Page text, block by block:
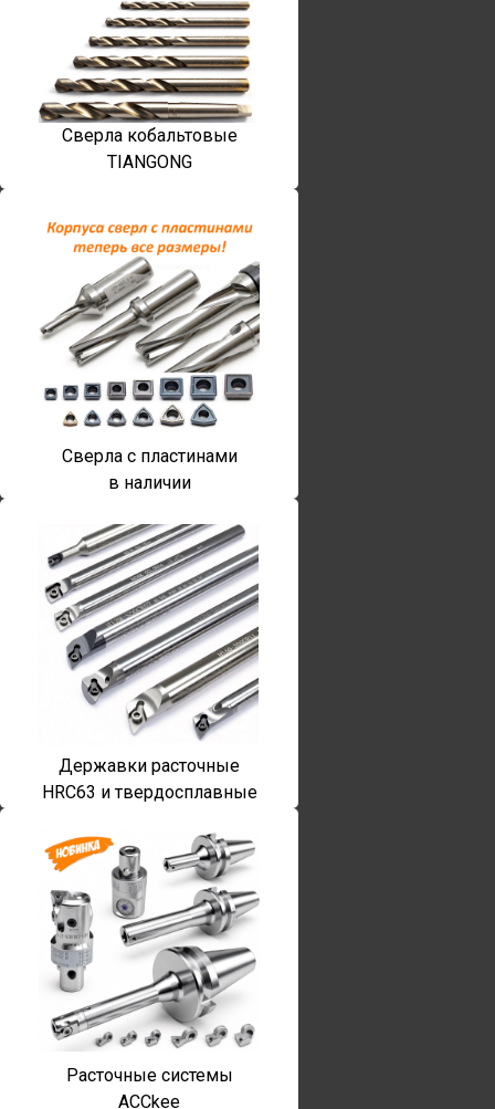
Сверла кобальтовые
TIANGONG
Сверла с пластинами
в наличии
Державки расточные
HRC63 и твердосплавные
Расточные системы
ACCkee